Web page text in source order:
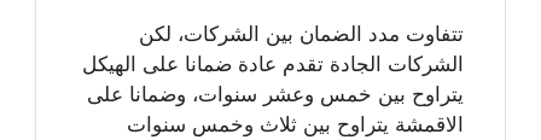
تتفاوت مدد الضمان بين الشركات، لكن
الشركات الجادة تقدم عادة ضمانا على الهيكل
يتراوح بين خمس وعشر سنوات، وضمانا على
الاقمشة يتراوح بين ثلاث وخمس سنوات